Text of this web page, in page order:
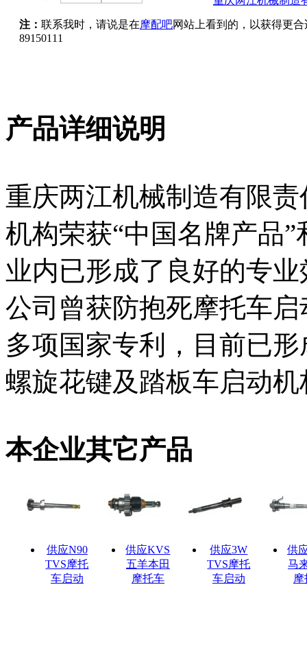
注： 联系我时，请说是在摩配吧网站上看到的，以获得更
89150111
产品详细说明
重庆两江机械制造有限
机构荣获“中国名牌产品
业内已形成了良好的专
公司曾获防抱死摩托车
多项国家专利，目前已
螺旋花键及踏板车启动
本企业其它产品
供应N90
TVS摩托
车启动
供应KVS
五羊本田
摩托车
供应3W
TVS摩托
车启动
供
马